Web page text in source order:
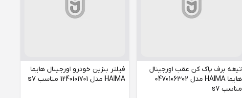
تیغه برف پاک کن عقب اورجینال
هایما HAIMA مدل 0470106302
مناسب s7
فیلتر بنزین خودرو اورجینال هایما
HAIMA مدل 1240101701 مناسب s7